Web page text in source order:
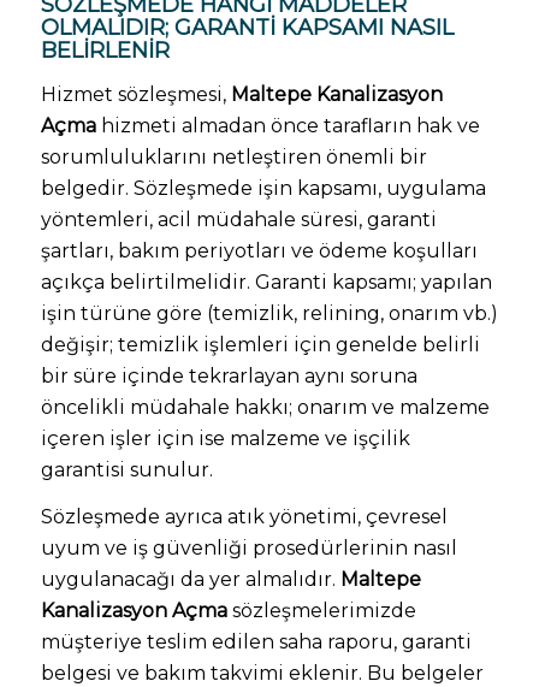
OLMALIDIR; GARANTI KAPSAMI NASIL
BELIRLENIR
Hizmet sözleşmesi, Maltepe Kanalizasyon
Açmahizmeti almadan önce tarafların hak ve
sorumluluklarını netleştiren önemli bir
belgedir. Sözleşmede işin kapsamı, uygulama
yöntemleri, acil müdahale süresi, garanti
şartları, bakım periyotları ve ödeme koşulları
açıkça belirtilmelidir. Garanti kapsamı; yapılan
işin türüne göre (temizlik, relining, onarım vb.)
değişir; temizlik işlemleri için genelde belirli
bir süre içinde tekrarlayan aynı soruna
öncelikli müdahale hakkı; onarım ve malzeme
içeren işler için ise malzeme ve işçilik
garantisi sunulur.
Sözleşmede ayrıca atık yönetimi, çevresel
uyum ve iş güvenliği prosedürlerinin nasıl
uygulanacağı da yer almalıdır. Maltepe
Kanalizasyon Açmasözleşmelerimizde
müşteriye teslim edilen saha raporu, garanti
belgesi ve bakım takvimi eklenir. Bu belgeler